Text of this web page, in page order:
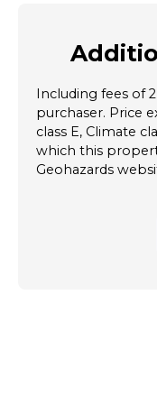
Including fees of
purchaser. Price
class E, Climate
which this
Geohazards